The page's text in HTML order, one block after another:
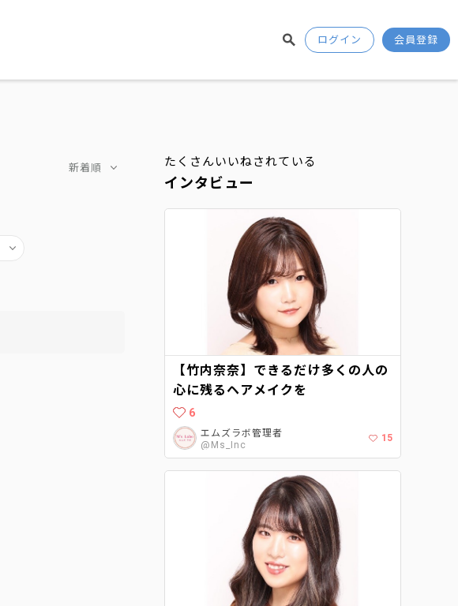
ログイン 会員登録
新着順 たくさんいいねされている
インタビュー
【竹内奈奈】できるだけ多くの人の
心に残るヘアメイクを
6
エムズラボ管理者
@Ms_Inc
15